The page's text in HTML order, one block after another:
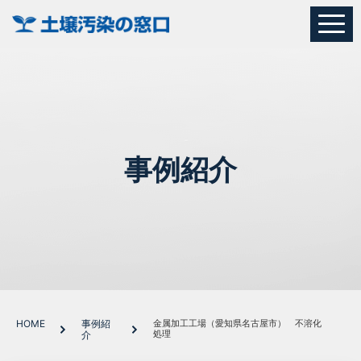
事例紹介
HOME 事例紹
介
金属加工工場（愛知県名古屋市） 不溶化
処理